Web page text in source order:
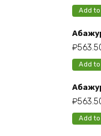
Add
₽
Add
₽
Add